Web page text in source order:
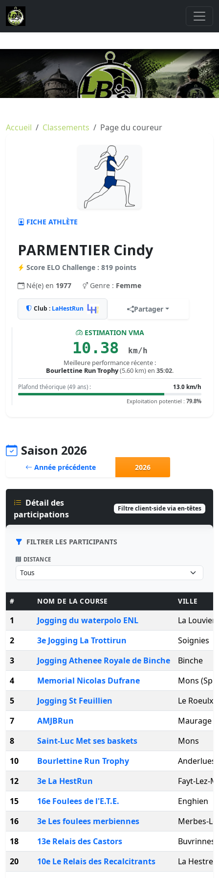
Accueil Classements Page du coureur
FICHE ATHLÈTE
PARMENTIER Cindy
Score ELO Challenge : 819 points
Né(e) en 1977 Genre : Femme
Club : LaHestRun Partager
ESTIMATION VMA
10.38 km/h
Meilleure performance récente :
Bourlettine Run Trophy(5.60 km) en 35:02.
Plafond théorique (49 ans) :
13.0 km/h
Exploitation potentiel : 79.8%
Saison 2026
Année précédente 2026
Détail des
participations
Filtre client-side via en-têtes
FILTRER LES PARTICIPANTS
DISTANCE
# NOM DE LA COURSE VILLE
1 Jogging du waterpolo ENL
La
2
3e Jogging La Trottirun
Soignies
3
Jogging Athenee Royale de Binche
Binche
4
Memorial Nicolas Dufrane
Mons
5
Jogging St Feuillien
Le Roeulx
7
AMJBRun
Maurage
8
Saint-Luc Met ses baskets
Mons
10
Bourlettine Run Trophy
Anderlues
12
3e La HestRun
Fayt-Lez-
15
16e Foulees de l'E.T.E.
Enghien
16
3e Les foulees merbiennes
Merbes-
18
13e Relais des Castors
Buvrinnes
20
10e Le Relais des Recalcitrants
La Hestre